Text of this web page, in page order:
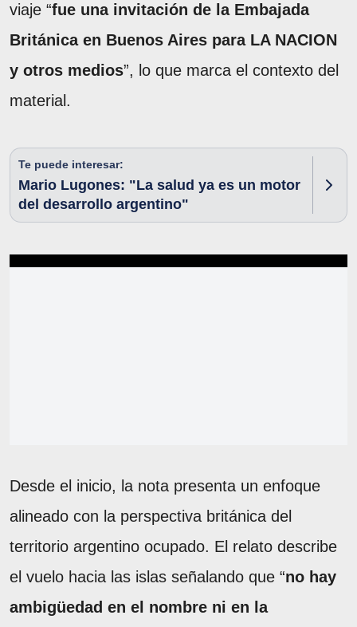
viaje “fue una invitación de la Embajada
Británica en Buenos Aires para LA NACION
y otros medios”, lo que marca el contexto del
material.
Te puede interesar:
Mario Lugones: "La salud ya es un motor
del desarrollo argentino"
Desde el inicio, la nota presenta un enfoque
alineado con la perspectiva británica del
territorio argentino ocupado. El relato describe
el vuelo hacia las islas señalando que “no hay
ambigüedad en el nombre ni en la